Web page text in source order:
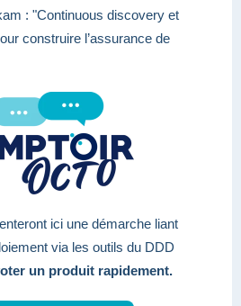
: "Continuous discovery et
construire l’assurance de
ici une démarche liant
via les outils du DDD
un produit rapidement.